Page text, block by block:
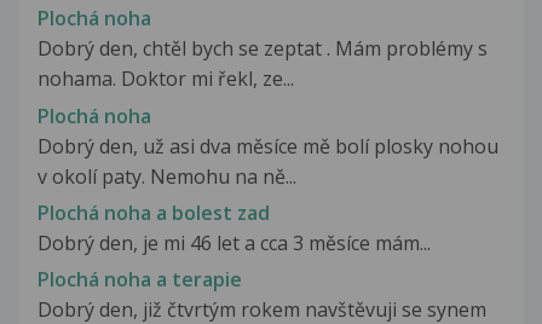
Plochá noha
Dobrý den, chtěl bych se zeptat . Mám problémy s
nohama. Doktor mi řekl, ze...
Plochá noha
Dobrý den, už asi dva měsíce mě bolí plosky nohou
v okolí paty. Nemohu na ně...
Plochá noha a bolest zad
Dobrý den, je mi 46 let a cca 3 měsíce mám...
Plochá noha a terapie
Dobrý den, již čtvrtým rokem navštěvuji se synem